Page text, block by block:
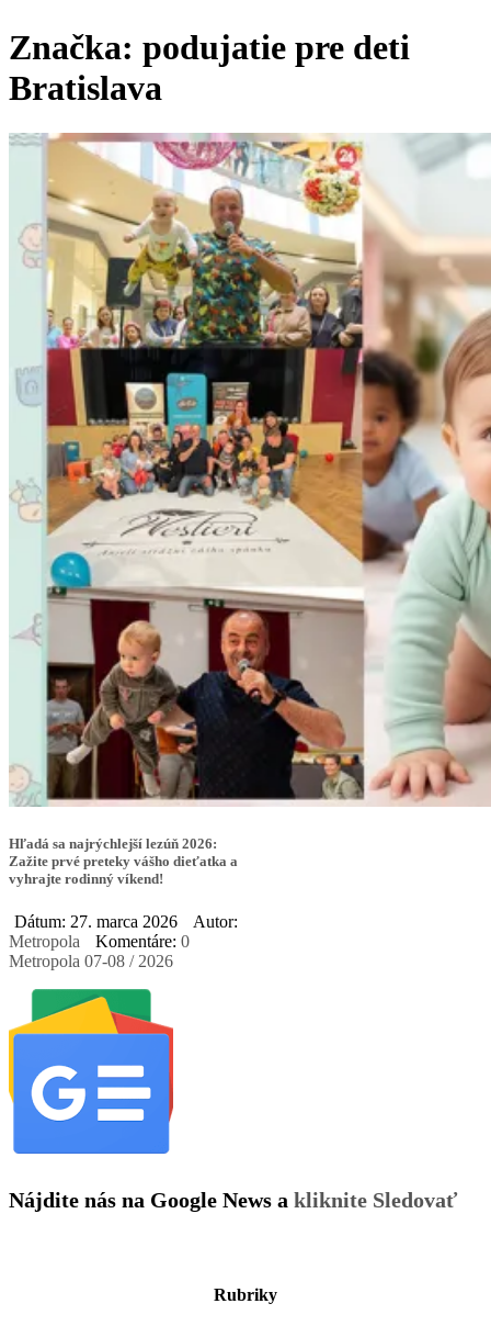
Značka: podujatie pre deti
Bratislava
Hľadá sa najrýchlejší lezúň 2026:
Zažite prvé preteky vášho dieťatka a
vyhrajte rodinný víkend!
Dátum: 27. marca 2026
Autor:
Metropola
Komentáre: 0
Metropola 07-08 / 2026
Nájdite nás na Google News a kliknite Sledovať
Rubriky